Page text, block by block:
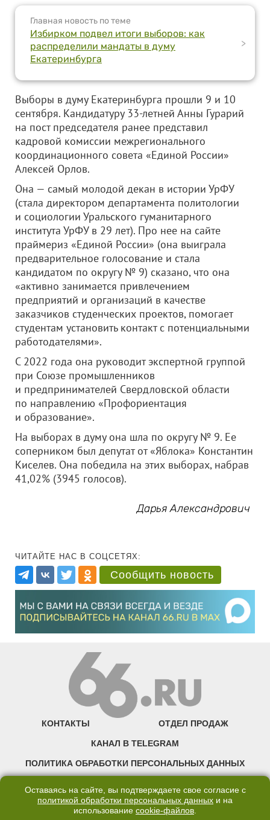
Главная новость по теме
Избирком подвел итоги выборов: как
распределили мандаты в думу
Екатеринбурга
>
Выборы в думу Екатеринбурга прошли 9 и 10
сентября. Кандидатуру 33-летней Анны Гурарий
на пост председателя ранее представил
кадровой комиссии межрегионального
координационного совета «Единой России»
Алексей Орлов.
Она — самый молодой декан в истории УрФУ
(стала директором департамента политологии
и социологии Уральского гуманитарного
института УрФУ в 29 лет). Про нее на сайте
праймериз «Единой России» (она выиграла
предварительное голосование и стала
кандидатом по округу № 9) сказано, что она
«активно занимается привлечением
предприятий и организаций в качестве
заказчиков студенческих проектов, помогает
студентам установить контакт с потенциальными
работодателями».
С 2022 года она руководит экспертной группой
при Союзе промышленников
и предпринимателей Свердловской области
по направлению «Профориентация
и образование».
На выборах в думу она шла по округу № 9. Ее
соперником был депутат от «Яблока» Константин
Киселев. Она победила на этих выборах, набрав
41,02% (3945 голосов).
Дарья Александрович
ЧИТАЙТЕ НАС В СОЦСЕТЯХ:
Сообщить новость
КОНТАКТЫ ОТДЕЛ ПРОДАЖ
КАНАЛ В TELEGRAM
ПОЛИТИКА ОБРАБОТКИ ПЕРСОНАЛЬНЫХ ДАННЫХ
©2007—2025 66.RU. Воспроизведение, сообщение, доведение до всеобщего
Оставаясь на сайте, вы подтверждаете свое согласие с
политикой обработки персональных данных и на
использование cookie-файлов.